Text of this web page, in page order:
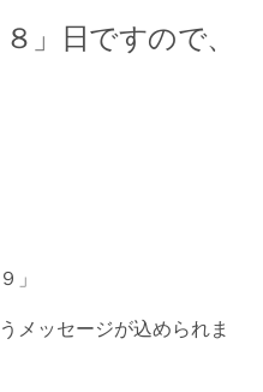
」日ですので、
」
メッセージが込められま